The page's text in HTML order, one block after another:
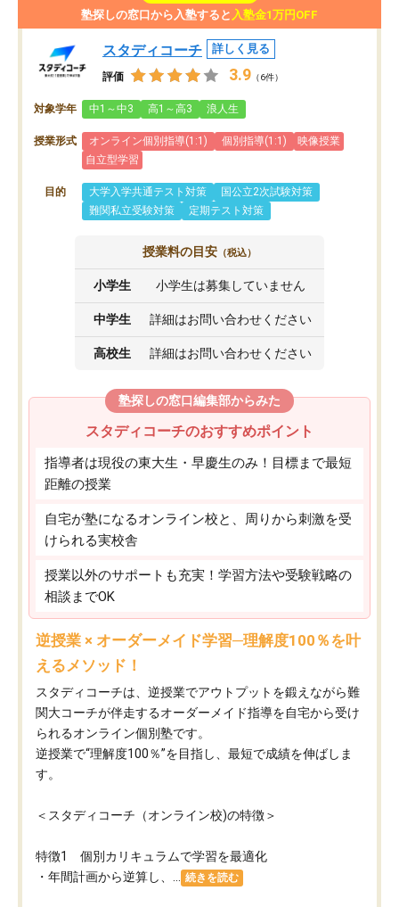
塾探しの窓口から入塾すると 入塾金1万円OFF
スタディコーチ 詳しく見る
評価 3.9 （6件）
対象学年 中1～中3 高1～高3 浪人生
授業形式 オンライン個別指導(1:1) 個別指導(1:1)
映像授業
自立型学習
目的 大学入学共通テスト対策
国公立2次試験対策
難関私立受験対策
定期テスト対策
授業料の目安 （税込）
小学生 小学生は募集していません
中学生 詳細はお問い合わせください
高校生 詳細はお問い合わせください
塾探しの窓口編集部からみた
スタディコーチのおすすめポイント
指導者は現役の東大生・早慶生のみ！目標まで最短
距離の授業
自宅が塾になるオンライン校と、周りから刺激を受
けられる実校舎
授業以外のサポートも充実！学習方法や受験戦略の
相談までOK
逆授業 × オーダーメイド学習─理解度100％を叶
えるメソッド！
スタディコーチは、逆授業でアウトプットを鍛えながら難
関大コーチが伴走するオーダーメイド指導を自宅から受け
られるオンライン個別塾です。
逆授業で“理解度100％”を目指し、最短で成績を伸ばしま
す。
＜スタディコーチ（オンライン校)の特徴＞
特徴1 個別カリキュラムで学習を最適化
・年間計画から逆算し、...
続きを読む